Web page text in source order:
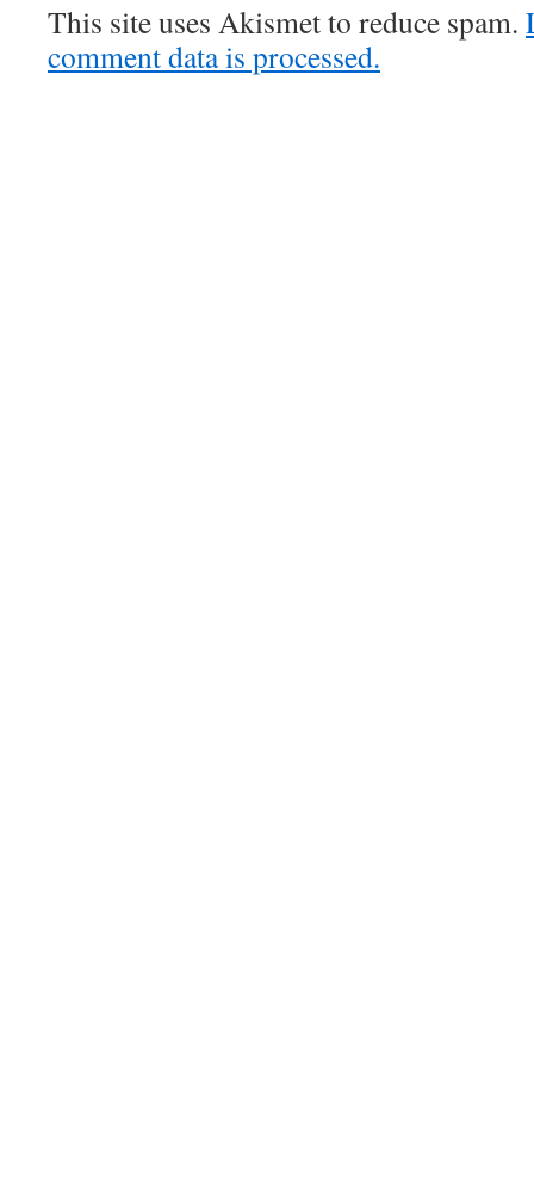
This site uses Akismet to reduce spam.
comment data is processed.